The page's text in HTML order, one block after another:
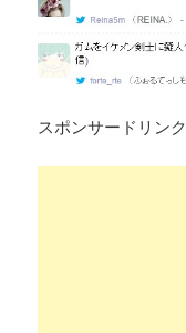
スポンサードリンク